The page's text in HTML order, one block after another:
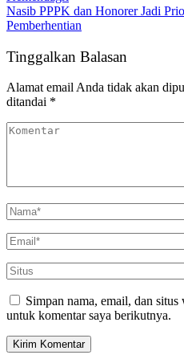
Nasib PPPK dan Honorer Jadi
Pemberhentian
Tinggalkan Balasan
Alamat email Anda tidak akan
ditandai *
Simpan nama, email, dan
untuk komentar saya berikutnya.